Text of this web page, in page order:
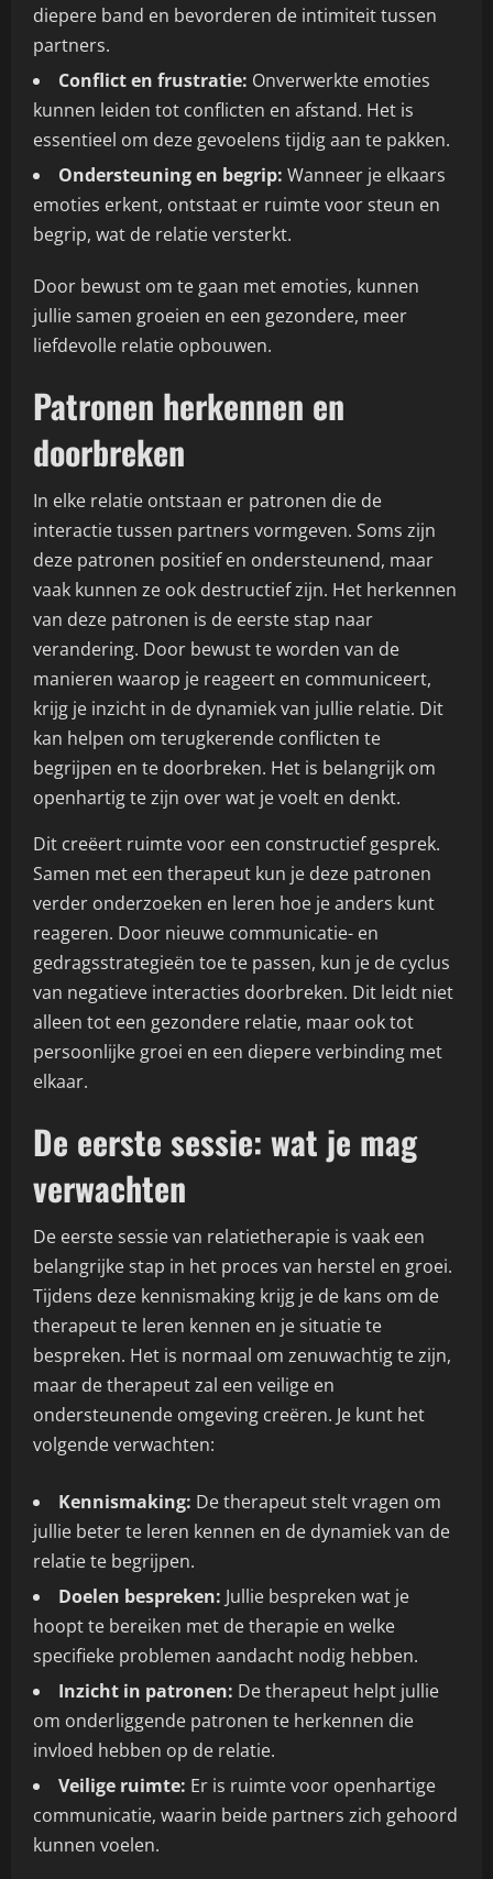
diepere band en bevorderen de intimiteit tussen
partners.
Conflict en frustratie: Onverwerkte emoties
kunnen leiden tot conflicten en afstand. Het is
essentieel om deze gevoelens tijdig aan te pakken.
Ondersteuning en begrip: Wanneer je elkaars
emoties erkent, ontstaat er ruimte voor steun en
begrip, wat de relatie versterkt.
Door bewust om te gaan met emoties, kunnen
jullie samen groeien en een gezondere, meer
liefdevolle relatie opbouwen.
Patronen herkennen en
doorbreken
In elke relatie ontstaan er patronen die de
interactie tussen partners vormgeven. Soms zijn
deze patronen positief en ondersteunend, maar
vaak kunnen ze ook destructief zijn. Het herkennen
van deze patronen is de eerste stap naar
verandering. Door bewust te worden van de
manieren waarop je reageert en communiceert,
krijg je inzicht in de dynamiek van jullie relatie. Dit
kan helpen om terugkerende conflicten te
begrijpen en te doorbreken. Het is belangrijk om
openhartig te zijn over wat je voelt en denkt.
Dit creëert ruimte voor een constructief gesprek.
Samen met een therapeut kun je deze patronen
verder onderzoeken en leren hoe je anders kunt
reageren. Door nieuwe communicatie- en
gedragsstrategieën toe te passen, kun je de cyclus
van negatieve interacties doorbreken. Dit leidt niet
alleen tot een gezondere relatie, maar ook tot
persoonlijke groei en een diepere verbinding met
elkaar.
De eerste sessie: wat je mag
verwachten
De eerste sessie van relatietherapie is vaak een
belangrijke stap in het proces van herstel en groei.
Tijdens deze kennismaking krijg je de kans om de
therapeut te leren kennen en je situatie te
bespreken. Het is normaal om zenuwachtig te zijn,
maar de therapeut zal een veilige en
ondersteunende omgeving creëren. Je kunt het
volgende verwachten:
Kennismaking: De therapeut stelt vragen om
jullie beter te leren kennen en de dynamiek van de
relatie te begrijpen.
Doelen bespreken: Jullie bespreken wat je
hoopt te bereiken met de therapie en welke
specifieke problemen aandacht nodig hebben.
Inzicht in patronen: De therapeut helpt jullie
om onderliggende patronen te herkennen die
invloed hebben op de relatie.
Veilige ruimte: Er is ruimte voor openhartige
communicatie, waarin beide partners zich gehoord
kunnen voelen.